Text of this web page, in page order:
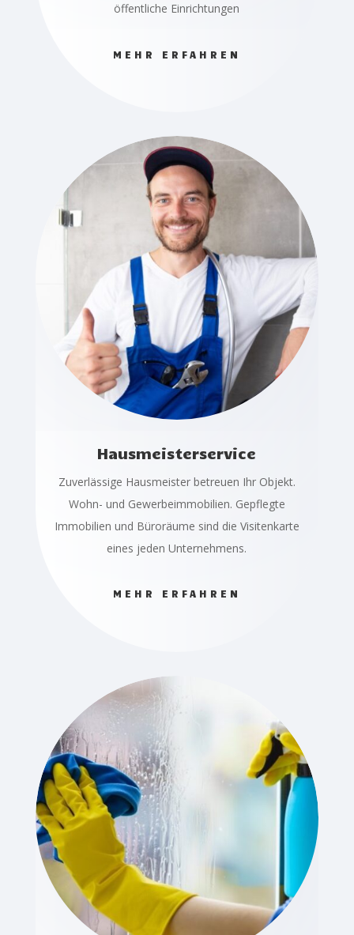
öffentliche Einrichtungen
MEHR ERFAHREN
Hausmeisterservice
Zuverlässige Hausmeister betreuen Ihr Objekt.
Wohn- und Gewerbeimmobilien. Gepflegte
Immobilien und Büroräume sind die Visitenkarte
eines jeden Unternehmens.
MEHR ERFAHREN